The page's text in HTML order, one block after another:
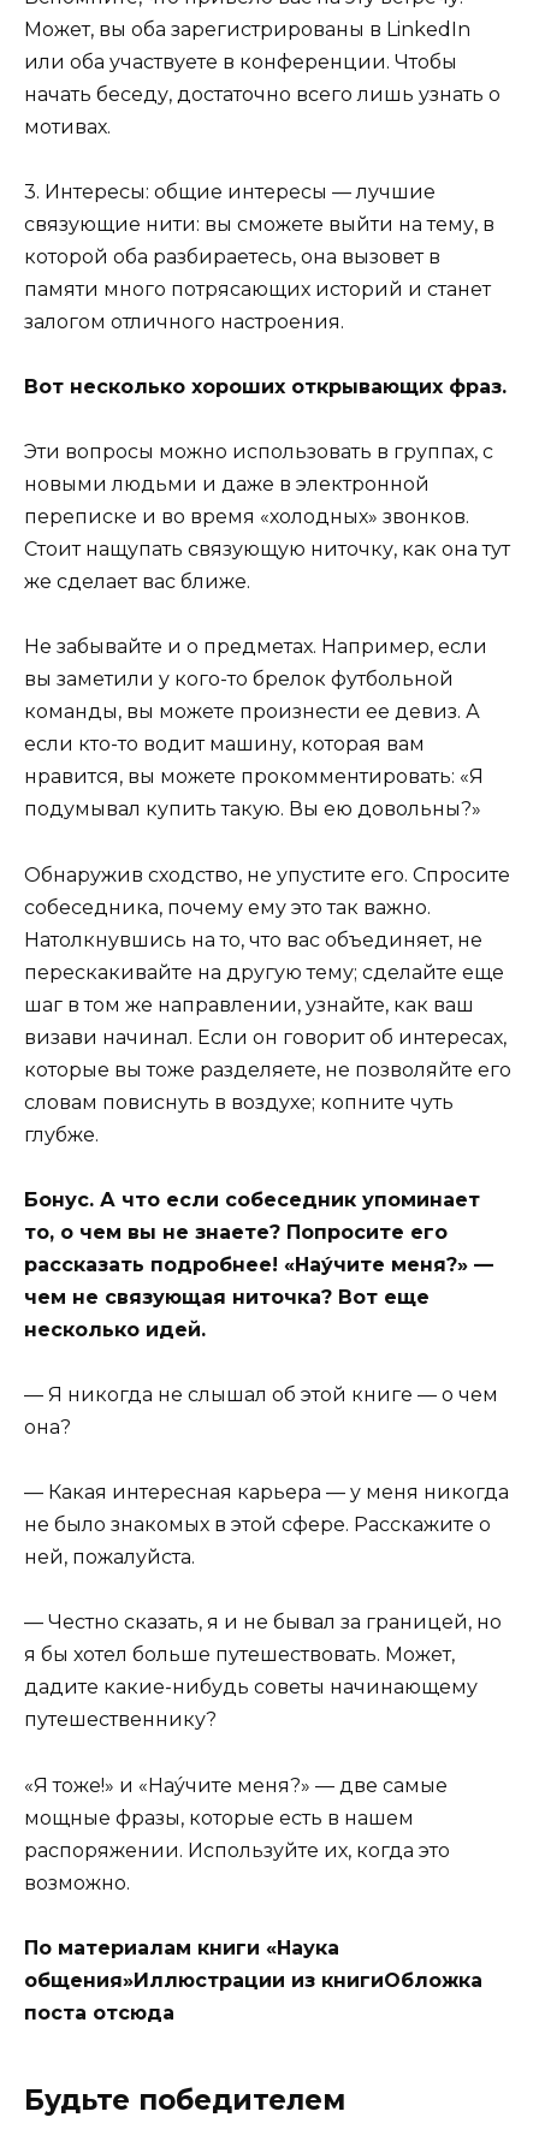
Может, вы оба зарегистрированы в LinkedIn
или оба участвуете в конференции. Чтобы
начать беседу, достаточно всего лишь узнать о
мотивах.
3. Интересы: общие интересы — лучшие
связующие нити: вы сможете выйти на тему, в
которой оба разбираетесь, она вызовет в
памяти много потрясающих историй и станет
залогом отличного настроения.
Вот несколько хороших открывающих фраз.
Эти вопросы можно использовать в группах, с
новыми людьми и даже в электронной
переписке и во время «холодных» звонков.
Стоит нащупать связующую ниточку, как она тут
же сделает вас ближе.
Не забывайте и о предметах. Например, если
вы заметили у кого-то брелок футбольной
команды, вы можете произнести ее девиз. А
если кто-то водит машину, которая вам
нравится, вы можете прокомментировать: «Я
подумывал купить такую. Вы ею довольны?»
Обнаружив сходство, не упустите его. Спросите
собеседника, почему ему это так важно.
Натолкнувшись на то, что вас объединяет, не
перескакивайте на другую тему; сделайте еще
шаг в том же направлении, узнайте, как ваш
визави начинал. Если он говорит об интересах,
которые вы тоже разделяете, не позволяйте его
словам повиснуть в воздухе; копните чуть
глубже.
Бонус. А что если собеседник упоминает
то, о чем вы не знаете? Попросите его
рассказать подробнее! «Наýчите меня?» —
чем не связующая ниточка? Вот еще
несколько идей.
— Я никогда не слышал об этой книге — о чем
она?
— Какая интересная карьера — у меня никогда
не было знакомых в этой сфере. Расскажите о
ней, пожалуйста.
— Честно сказать, я и не бывал за границей, но
я бы хотел больше путешествовать. Может,
дадите какие-нибудь советы начинающему
путешественнику?
«Я тоже!» и «Наýчите меня?» — две самые
мощные фразы, которые есть в нашем
распоряжении. Используйте их, когда это
возможно.
По материалам книги «Наука
общения»Иллюстрации из книгиОбложка
поста отсюда
Будьте победителем